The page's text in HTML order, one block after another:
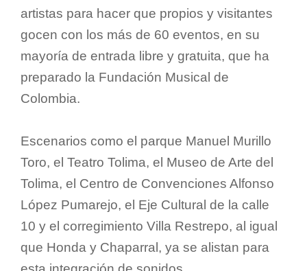
artistas para hacer que propios y visitantes
gocen con los más de 60 eventos, en su
mayoría de entrada libre y gratuita, que ha
preparado la Fundación Musical de
Colombia.
Escenarios como el parque Manuel Murillo
Toro, el Teatro Tolima, el Museo de Arte del
Tolima, el Centro de Convenciones Alfonso
López Pumarejo, el Eje Cultural de la calle
10 y el corregimiento Villa Restrepo, al igual
que Honda y Chaparral, ya se alistan para